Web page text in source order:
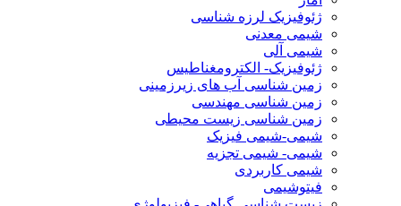
ژئوفیزیک لرزه شناسی
شیمی معدنی
شیمی آلی
ژئوفیزیک- الکترومغناطیس
زمین شناسی آب های زیرزمینی
زمین شناسی مهندسی
زمین شناسی زیست محیطی
شیمی-شیمی فیزیک
شیمی- شیمی تجزیه
شیمی کاربردی
فیتوشیمی